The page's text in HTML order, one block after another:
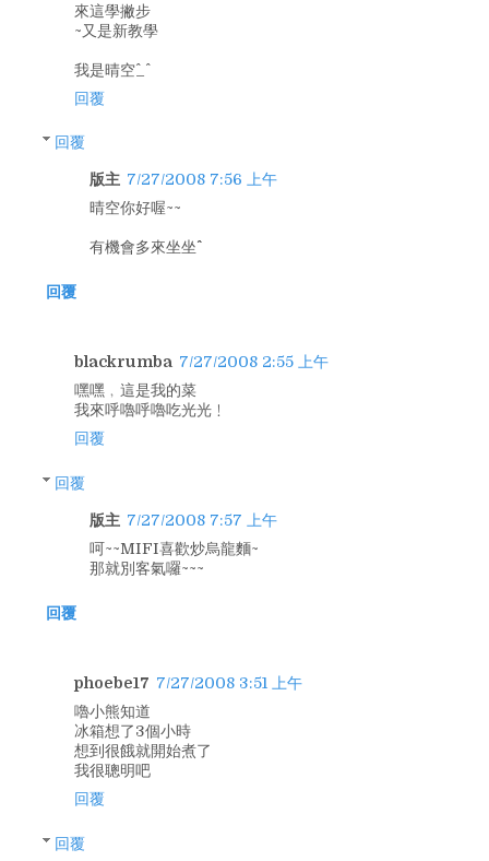
來這學撇步
~又是新教學
我是晴空^_^
回覆
回覆
版主 7/27/2008 7:56 上午
晴空你好喔~~
有機會多來坐坐^^
回覆
blackrumba 7/27/2008 2:55 上午
嘿嘿﹐這是我的菜
我來呼嚕呼嚕吃光光﹗
回覆
回覆
版主 7/27/2008 7:57 上午
呵~~MIFI喜歡炒烏龍麵~
那就別客氣囉~~~
回覆
phoebe17 7/27/2008 3:51 上午
嚕小熊知道
冰箱想了3個小時
想到很餓就開始煮了
我很聰明吧
回覆
回覆